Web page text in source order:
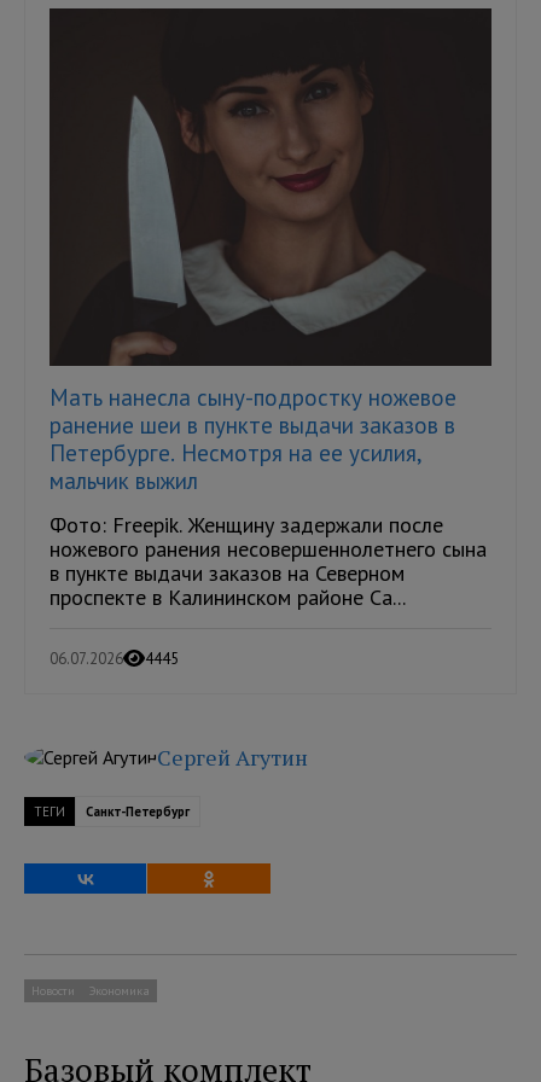
Мать нанесла сыну-подростку ножевое
ранение шеи в пункте выдачи заказов в
Петербурге. Несмотря на ее усилия,
мальчик выжил
Фото: Freepik. Женщину задержали после
ножевого ранения несовершеннолетнего сына
в пункте выдачи заказов на Северном
проспекте в Калининском районе Са...
06.07.2026 4445
Сергей Агутин
ТЕГИ Санкт-Петербург
Новости Экономика
Базовый комплект